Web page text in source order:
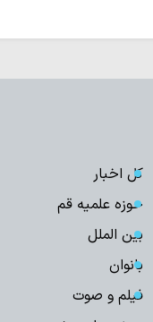
کل اخبار
حوزه علمیه قم
بین الملل
بانوان
فیلم و صوت